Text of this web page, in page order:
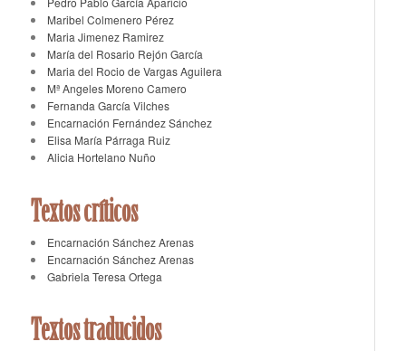
Maribel Colmenero Pérez
Maria Jimenez Ramirez
María del Rosario Rejón García
Maria del Rocio de Vargas Aguilera
Mª Angeles Moreno Camero
Fernanda García Vilches
Encarnación Fernández Sánchez
Elisa María Párraga Ruiz
Alicia Hortelano Nuño
Textos críticos
Encarnación Sánchez Arenas
Encarnación Sánchez Arenas
Gabriela Teresa Ortega
Textos traducidos